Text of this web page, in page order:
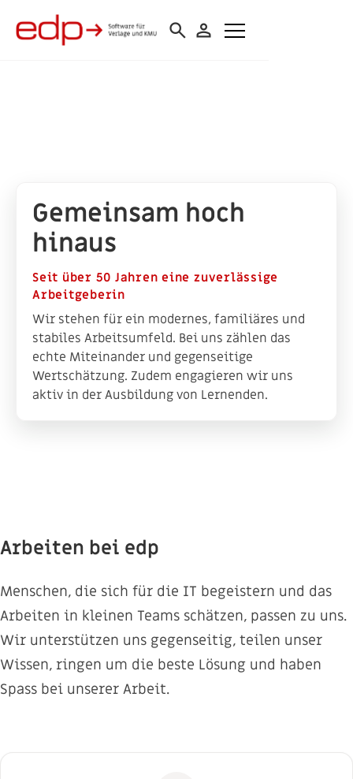
search person
Gemeinsam hoch
hinaus
Seit über 50 Jahren eine zuverlässige
Arbeitgeberin
Wir stehen für ein modernes, familiäres und
stabiles Arbeitsumfeld. Bei uns zählen das
echte Miteinander und gegenseitige
Wertschätzung. Zudem engagieren wir uns
aktiv in der Ausbildung von Lernenden.
Arbeiten bei edp
Menschen, die sich für die IT begeistern und das
Arbeiten in kleinen Teams schätzen, passen zu uns.
Wir unterstützen uns gegenseitig, teilen unser
Wissen, ringen um die beste Lösung und haben
Spass bei unserer Arbeit.